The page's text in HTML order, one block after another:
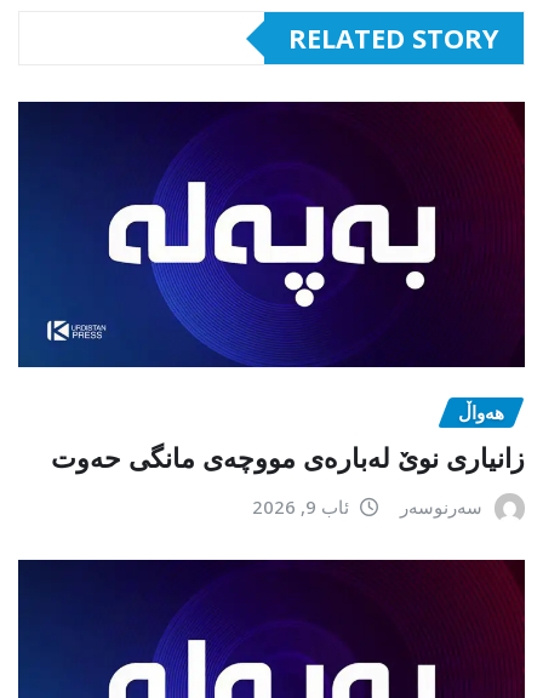
RELATED STORY
هەواڵ
زانیاری نوێ لەبارەی مووچەی مانگی حەوت
سەرنوسەر ئاب 9, 2026